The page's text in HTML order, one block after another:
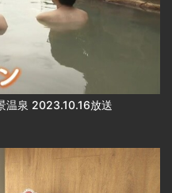
温泉 2023.10.16放送